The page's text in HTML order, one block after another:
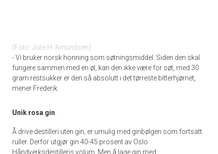
Foto: Julie H. Amundsen
- Vi bruker norsk honning som søtningsmiddel. Siden den skal
fungere sammen med en øl, kan den ikke være for søt, med 30
gram restsukker er den så absolutt i det tørreste bitterhjørnet,
mener Frederik.
Unik rosa gin
Å drive destilleri uten gin, er umulig med ginbølgen som fortsatt
ruller. Derfor utgjør gin 40-45 prosent av Oslo
Håndverksdestilleris volum. Men å lage gin med